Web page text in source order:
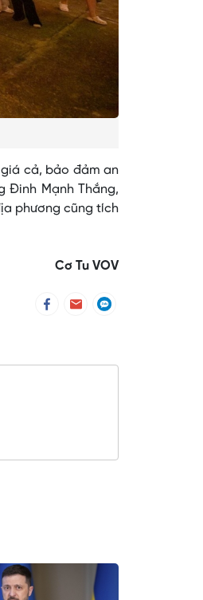
cả, bảo đảm an
Đinh Mạnh Thắng,
phương cũng tích
Cơ Tu VOV